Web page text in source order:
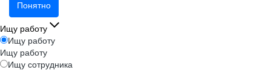
Понятно
Ищу работу
Ищу работу
Ищу работу
Ищу сотрудника